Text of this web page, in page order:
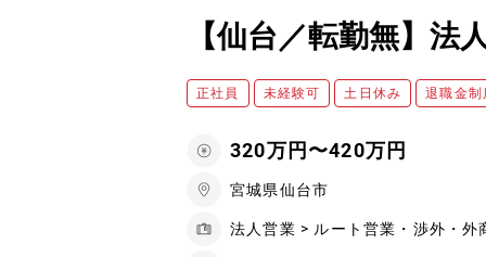
【仙台／転勤無】法
正社員 未経験可 土日休み 退職金制
320万円〜420万円
宮城県仙台市
法人営業 > ルート営業・渉外・外